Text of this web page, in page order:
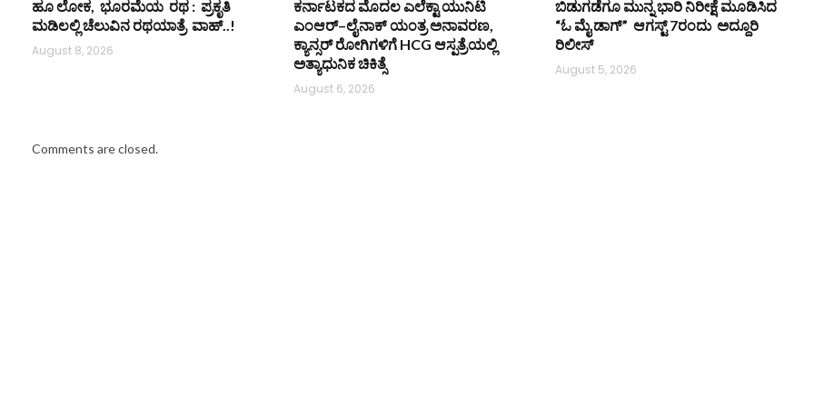
ಹೂ ಲೋಕ, ಭೂರಮೆಯ ರಥ : ಪ್ರಕೃತಿ
ಮಡಿಲಲ್ಲಿ ಚೆಲುವಿನ ರಥಯಾತ್ರೆ ವಾಹ್..!
August 8, 2026
ಕರ್ನಾಟಕದ ಮೊದಲ ಎಲೆಕ್ಟಾ ಯುನಿಟಿ
ಎಂಆರ್–ಲೈನಾಕ್ ಯಂತ್ರ ಅನಾವರಣ,
ಕ್ಯಾನ್ಸರ್ ರೋಗಿಗಳಿಗೆ HCG ಆಸ್ಪತ್ರೆಯಲ್ಲಿ
ಅತ್ಯಾಧುನಿಕ ಚಿಕಿತ್ಸೆ
August 6, 2026
ಬಿಡುಗಡೆಗೂ ಮುನ್ನ ಭಾರಿ ನಿರೀಕ್ಷೆ ಮೂಡಿಸಿದ
“ಓ ಮೈ ಡಾಗ್” ಆಗಸ್ಟ್ 7ರಂದು ಅದ್ದೂರಿ
ರಿಲೀಸ್
August 5, 2026
Comments are closed.